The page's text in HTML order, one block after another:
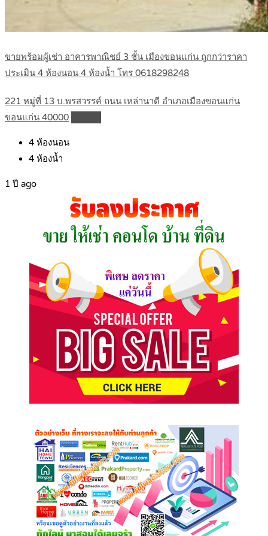
ขายพร้อมผู้เช่า อาคารพาณิชย์ 3 ชั้น เมืองขอนแก่น ถูกกว่าราคา
ประเมิน 4 ห้องนอน 4 ห้องน้ำ โทร 0618298248
221 หมู่ที่ 13 บ.พรสวรรค์ ถนน เหล่านาดี อำเภอเมืองขอนแก่น
ขอนแก่น 40000
4 ห้องนอน
4 ห้องน้ำ
1 ปี ago